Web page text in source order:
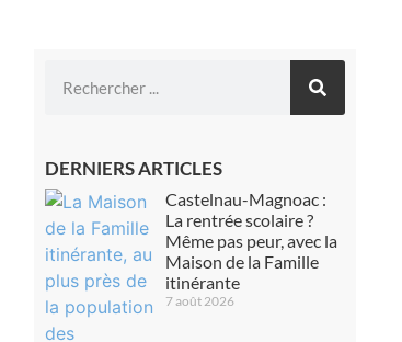
DERNIERS ARTICLES
Castelnau-Magnoac :
La rentrée scolaire ?
Même pas peur, avec la
Maison de la Famille
itinérante
7 août 2026